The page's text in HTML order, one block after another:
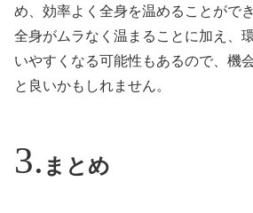
め、効率よく全身を温めることができ
全身がムラなく温まることに加え、
いやすくなる可能性もあるので、機
と良いかもしれません。
まとめ